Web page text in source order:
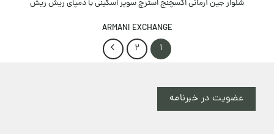
شلوار جین آرمانی اکسچنج استرچ سوپر اسکینی با دمپای ریش ریش
ARMANI EXCHANGE
1
2
عضویت در خبرنامه